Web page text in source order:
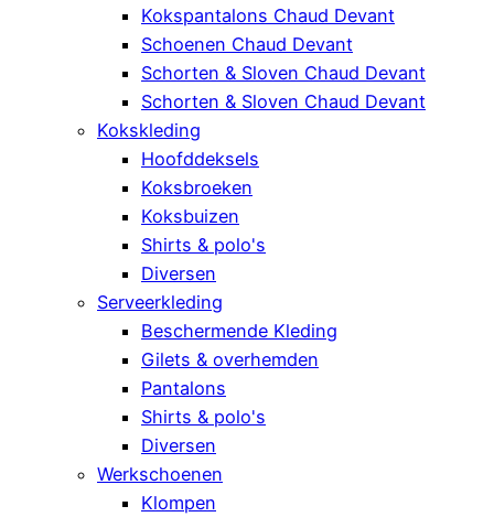
Kokspantalons Chaud Devant
Schoenen Chaud Devant
Schorten & Sloven Chaud Devant
Schorten & Sloven Chaud Devant
Kokskleding
Hoofddeksels
Koksbroeken
Koksbuizen
Shirts & polo's
Diversen
Serveerkleding
Beschermende Kleding
Gilets & overhemden
Pantalons
Shirts & polo's
Diversen
Werkschoenen
Klompen